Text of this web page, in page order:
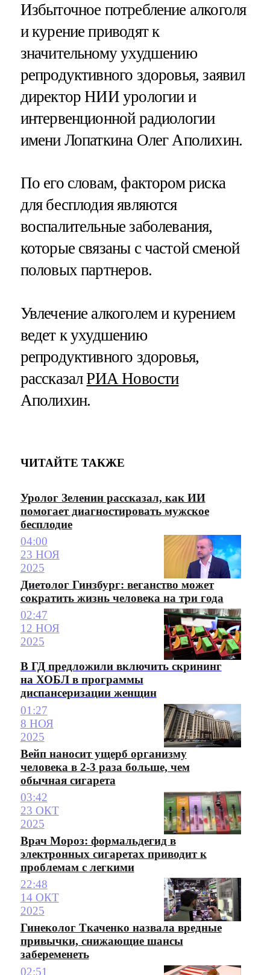
Избыточное потребление алкоголя
и курение приводят к
значительному ухудшению
репродуктивного здоровья, заявил
директор НИИ урологии и
интервенционной радиологии
имени Лопаткина Олег Аполихин.
По его словам, фактором риска
для бесплодия являются
воспалительные заболевания,
которые связаны с частой сменой
половых партнеров​​​.
Увлечение алкоголем и курением
ведет к ухудшению
репродуктивного здоровья,
рассказалРИА Новости
Аполихин.
ЧИТАЙТЕ ТАКЖЕ
Уролог Зеленин рассказал, как ИИ
помогает диагностировать мужское
бесплодие
04:00
23 НОЯ
2025
Диетолог Гинзбург: веганство может
сократить жизнь человека на три года
02:47
12 НОЯ
2025
В ГД предложили включить скрининг
на ХОБЛ в программы
диспансеризации женщин
01:27
8 НОЯ
2025
Вейп наносит ущерб организму
человека в 2-3 раза больше, чем
обычная сигарета
03:42
23 ОКТ
2025
Врач Мороз: формальдегид в
электронных сигаретах приводит к
проблемам с легкими
22:48
14 ОКТ
2025
Гинеколог Ткаченко назвала вредные
привычки, снижающие шансы
забеременеть
02:51